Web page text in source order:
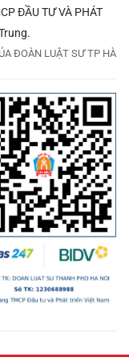
ĐẦU TƯ VÀ PHÁT
ĐOÀN LUẬT SƯ TP HÀ